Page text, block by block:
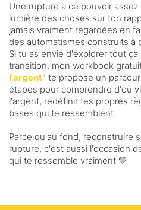
Une rupture a ce pouvoir
lumière des choses sur ton
jamais vraiment regardées en
des automatismes construits à
Si tu as envie d'explorer tout
transition, mon workbook
l'argent" te propose un
étapes pour comprendre d'où
l'argent, redéfinir tes propres
bases qui te ressemblent.
Parce qu'au fond, reconstruire
rupture, c'est aussi l'occasion
qui te ressemble vraiment 💛